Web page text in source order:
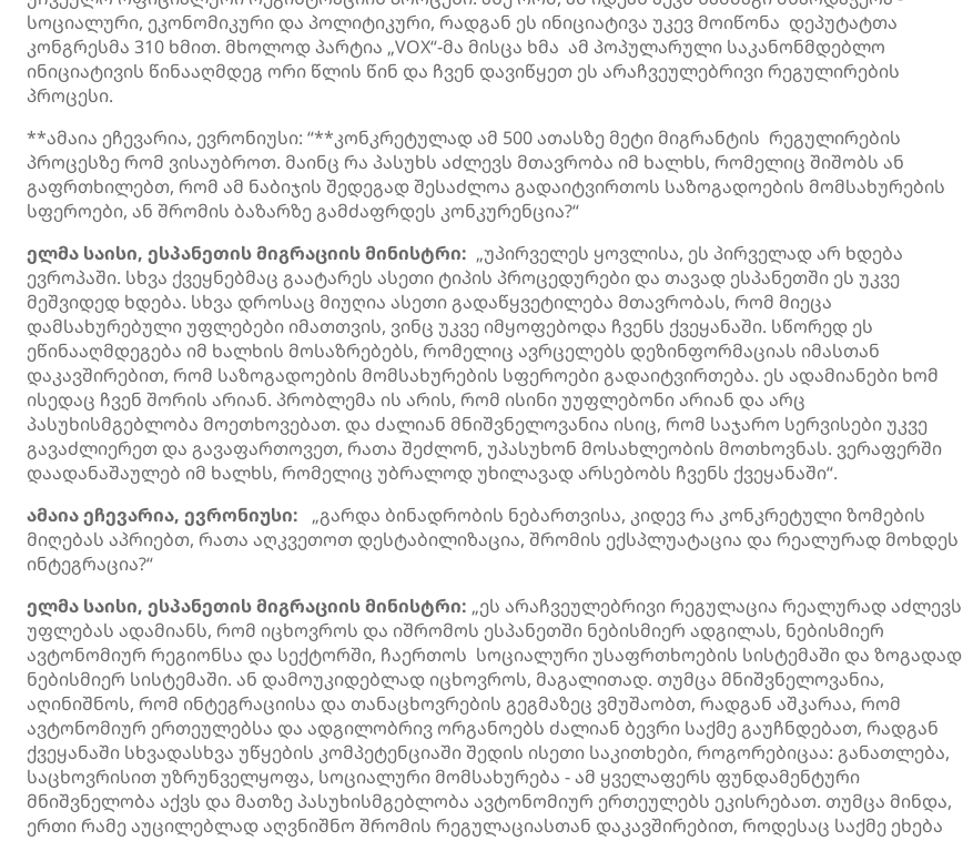
სოციალური, ეკონომიკური და პოლიტიკური, რადგან ეს ინიციატივა უკევ მოიწონა დეპუტატთა
კონგრესმა 310 ხმით. მხოლოდ პარტია „VOX“-მა მისცა ხმა ამ პოპულარული საკანონმდებლო
ინიციატივის წინააღმდეგ ორი წლის წინ და ჩვენ დავიწყეთ ეს არაჩვეულებრივი რეგულირების
პროცესი.
**ამაია ეჩევარია, ევრონიუსი: “**კონკრეტულად ამ 500 ათასზე მეტი მიგრანტის რეგულირების
პროცესზე რომ ვისაუბროთ. მაინც რა პასუხს აძლევს მთავრობა იმ ხალხს, რომელიც შიშობს ან
გაფრთხილებთ, რომ ამ ნაბიჯის შედეგად შესაძლოა გადაიტვირთოს საზოგადოების მომსახურების
სფეროები, ან შრომის ბაზარზე გამძაფრდეს კონკურენცია?“
ელმა საისი, ესპანეთის მიგრაციის მინისტრი: „უპირველეს ყოვლისა, ეს პირველად არ ხდება
ევროპაში. სხვა ქვეყნებმაც გაატარეს ასეთი ტიპის პროცედურები და თავად ესპანეთში ეს უკვე
მეშვიდედ ხდება. სხვა დროსაც მიუღია ასეთი გადაწყვეტილება მთავრობას, რომ მიეცა
დამსახურებული უფლებები იმათთვის, ვინც უკვე იმყოფებოდა ჩვენს ქვეყანაში. სწორედ ეს
ეწინააღმდეგება იმ ხალხის მოსაზრებებს, რომელიც ავრცელებს დეზინფორმაციას იმასთან
დაკავშირებით, რომ საზოგადოების მომსახურების სფეროები გადაიტვირთება. ეს ადამიანები ხომ
ისედაც ჩვენ შორის არიან. პრობლემა ის არის, რომ ისინი უუფლებონი არიან და არც
პასუხისმგებლობა მოეთხოვებათ. და ძალიან მნიშვნელოვანია ისიც, რომ საჯარო სერვისები უკვე
გავაძლიერეთ და გავაფართოვეთ, რათა შეძლონ, უპასუხონ მოსახლეობის მოთხოვნას. ვერაფერში
დაადანაშაულებ იმ ხალხს, რომელიც უბრალოდ უხილავად არსებობს ჩვენს ქვეყანაში“.
ამაია ეჩევარია, ევრონიუსი: „გარდა ბინადრობის ნებართვისა, კიდევ რა კონკრეტული ზომების
მიღებას აპრიებთ, რათა აღკვეთოთ დესტაბილიზაცია, შრომის ექსპლუატაცია და რეალურად მოხდეს
ინტეგრაცია?“
ელმა საისი, ესპანეთის მიგრაციის მინისტრი: „ეს არაჩვეულებრივი რეგულაცია რეალურად აძლევს
უფლებას ადამიანს, რომ იცხოვროს და იშრომოს ესპანეთში ნებისმიერ ადგილას, ნებისმიერ
ავტონომიურ რეგიონსა და სექტორში, ჩაერთოს სოციალური უსაფრთხოების სისტემაში და ზოგადად
ნებისმიერ სისტემაში. ან დამოუკიდებლად იცხოვროს, მაგალითად. თუმცა მნიშვნელოვანია,
აღინიშნოს, რომ ინტეგრაციისა და თანაცხოვრების გეგმაზეც ვმუშაობთ, რადგან აშკარაა, რომ
ავტონომიურ ერთეულებსა და ადგილობრივ ორგანოებს ძალიან ბევრი საქმე გაუჩნდებათ, რადგან
ქვეყანაში სხვადასხვა უწყების კომპეტენციაში შედის ისეთი საკითხები, როგორებიცაა: განათლება,
საცხოვრისით უზრუნველყოფა, სოციალური მომსახურება - ამ ყველაფერს ფუნდამენტური
მნიშვნელობა აქვს და მათზე პასუხისმგებლობა ავტონომიურ ერთეულებს ეკისრებათ. თუმცა მინდა,
ერთი რამე აუცილებლად აღვნიშნო შრომის რეგულაციასთან დაკავშირებით, როდესაც საქმე ეხება